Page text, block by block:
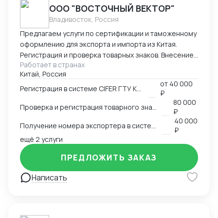
ООО "ВОСТОЧНЫЙ ВЕКТОР"
Владивосток, Россия
Предлагаем услуги по сертификации и таможенному
оформлению для экспорта и импорта из Китая.
Регистрация и проверка товарных знаков. Внесение
в таможенный реестр товарных знаков.
Изготовление маркировки для пищевой продукции
для реализации в Китае. Получение номера
HS и CIQ кодов.
Работает в странах
Китай, Россия
от 40 000
₽
80 000
₽
40 000
₽
ещё 2 услуги
Написать
ПРЕДЛОЖИТЬ ЗАКАЗ